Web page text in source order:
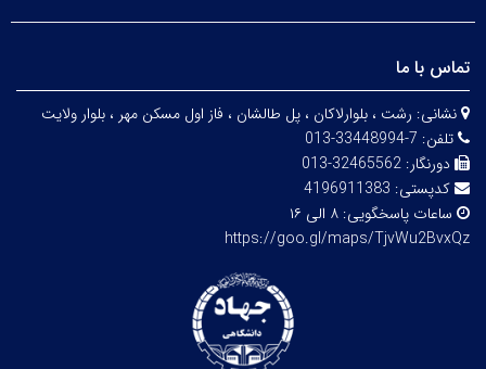
تماس با ما
نشانی: رشت ، بلوارلاکان ، پل طالشان ، فاز اول مسکن مهر ، بلوار ولایت
تلفن: 7-33448994-013
دورنگار: 32465562-013
کدپستی: 4196911383
ساعات پاسخگویی: ۸ الی ۱۶
https://goo.gl/maps/TjvWu2BvxQz